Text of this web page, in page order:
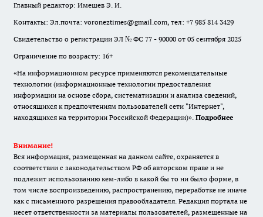
Главный редактор: Имешев Э. И.
Контакты: Эл.почта: voroneztimes@gmail.com, тел: +7 985 814 3429
Свидетельство о регистрации ЭЛ № ФС 77 - 90000 от 05 сентября 2025
Ограничение по возрасту: 16+
«На информационном ресурсе применяются рекомендательные
технологии (информационные технологии предоставления
информации на основе сбора, систематизации и анализа сведений,
относящихся к предпочтениям пользователей сети "Интернет",
находящихся на территории Российской Федерации)». Подробнее
Внимание!
Вся информация, размещенная на данном сайте, охраняется в
соответствии с законодательством РФ об авторском праве и не
подлежит использованию кем-либо в какой бы то ни было форме, в
том числе воспроизведению, распространению, переработке не иначе
как с письменного разрешения правообладателя. Редакция портала не
несет ответственности за материалы пользователей, размещенные на